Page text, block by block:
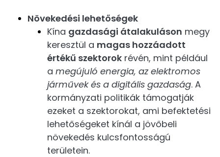
Növekedési lehetőségek
Kína gazdasági átalakuláson megy
keresztül a magas hozzáadott
értékű szektorok révén, mint például
a megújuló energia, az elektromos
járművek és a digitális gazdaság. A
kormányzati politikák támogatják
ezeket a szektorokat, ami befektetési
lehetőségeket kínál a jövőbeli
növekedés kulcsfontosságú
területein.